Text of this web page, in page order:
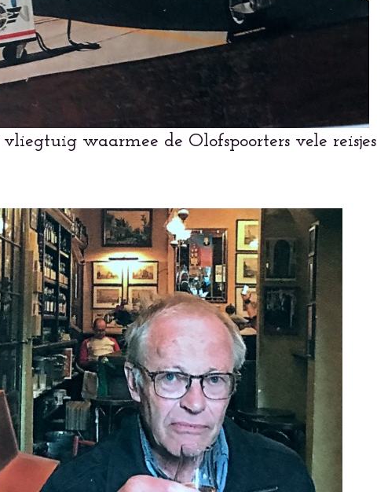
waarmee de Olofspoorters vele reisjes